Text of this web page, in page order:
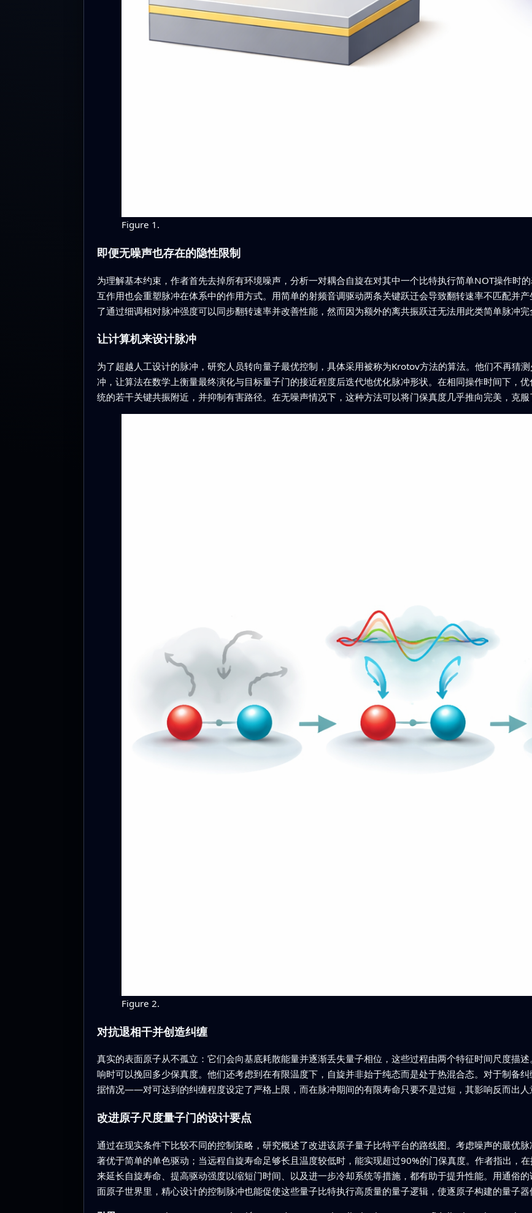
Figure 1.
即便无噪声也存在的隐性限制
为理解基本约束，作者首先去掉所有环境噪声，分析一对耦合自旋在对其中一个比特执行简单NOT操作时
互作用也会重塑脉冲在体系中的作用方式。用简单的射频音调驱动两条关键跃迁会导致翻转速率不匹配并
了通过细调相对脉冲强度可以同步翻转速率并改善性能，然而因为额外的离共振跃迁无法用此类简单脉冲完
让计算机来设计脉冲
为了超越人工设计的脉冲，研究人员转向量子最优控制，具体采用被称为Krotov方法的算法。他们不再猜
冲，让算法在数学上衡量最终演化与目标量子门的接近程度后迭代地优化脉冲形状。在相同操作时间下，
统的若干关键共振附近，并抑制有害路径。在无噪声情况下，这种方法可以将门保真度几乎推向完美，克服
Figure 2.
对抗退相干并创造纠缠
真实的表面原子从不孤立：它们会向基底耗散能量并逐渐丢失量子相位，这些过程由两个特征时间尺度描
响时可以挽回多少保真度。他们还考虑到在有限温度下，自旋并非始于纯态而是处于热混合态。对于制
据情况——对可达到的纠缠程度设定了严格上限，而在脉冲期间的有限寿命只要不是过短，其影响反而出人
改进原子尺度量子门的设计要点
通过在现实条件下比较不同的控制策略，研究概述了改进该原子量子比特平台的路线图。考虑噪声的最优
著优于简单的单色驱动；当远程自旋寿命足够长且温度较低时，能实现超过90%的门保真度。作者指出，
来延长自旋寿命、提高驱动强度以缩短门时间、以及进一步冷却系统等措施，都有助于提升性能。用通俗
面原子世界里，精心设计的控制脉冲也能促使这些量子比特执行高质量的量子逻辑，使逐原子构建的量子器